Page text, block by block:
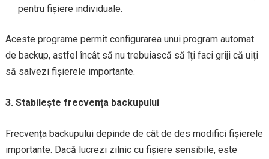
pentru fișiere individuale.
Aceste programe permit configurarea unui program automat
de backup, astfel încât să nu trebuiască să îți faci griji că uiți
să salvezi fișierele importante.
3. Stabilește frecvența backupului
Frecvența backupului depinde de cât de des modifici fișierele
importante. Dacă lucrezi zilnic cu fișiere sensibile, este